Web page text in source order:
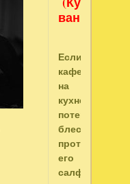
ванная)
Если
кафель
на
кухне
потерял
блеск,
протрите
его
салфеткой,